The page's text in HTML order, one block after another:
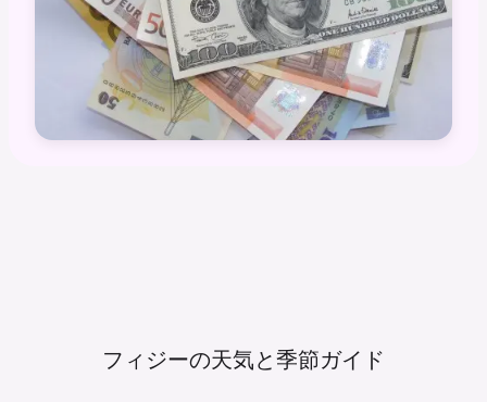
フィジーの天気と季節ガイド